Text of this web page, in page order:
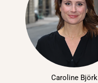
Caroline Björk